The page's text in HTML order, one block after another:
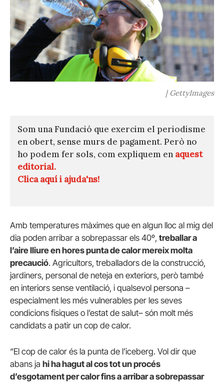
| GettyImages
Som una Fundació que exercim el periodisme
en obert, sense murs de pagament. Però no
ho podem fer sols, com expliquem en aquest
editorial.
Clica aquí i ajuda'ns!
Amb temperatures màximes que en algun lloc al mig del
dia poden arribar a sobrepassar els 40º, treballar a
l’aire lliure en hores punta de calor mereix molta
precaució. Agricultors, treballadors de la construcció,
jardiners, personal de neteja en exteriors, però també
en interiors sense ventilació, i qualsevol persona –
especialment les més vulnerables per les seves
condicions físiques o l’estat de salut– són molt més
candidats a patir un cop de calor.
“El cop de calor és la punta de l’iceberg. Vol dir que
abans ja hi ha hagut al cos tot un procés
d’esgotament per calor fins a arribar a sobrepassar